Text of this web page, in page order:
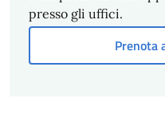
presso gli uffici.
Prenota